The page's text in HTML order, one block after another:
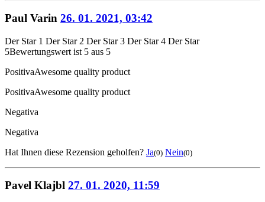
Paul Varin 26. 01. 2021, 03:42
Der Star 1 Der Star 2 Der Star 3 Der Star 4 Der Star
5Bewertungswert ist 5 aus 5
PositivaAwesome quality product
PositivaAwesome quality product
Negativa
Negativa
Hat Ihnen diese Rezension geholfen? Ja(0) Nein(0)
Pavel Klajbl 27. 01. 2020, 11:59